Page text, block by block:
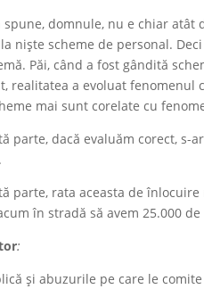
spune, domnule, nu e chiar atât
niște scheme de personal.
Păi, când a fost gândită
realitatea a evoluat
mai sunt corelate cu
parte, dacă evaluăm corect,
parte, rata aceasta de
în stradă să avem 25.000
:
și abuzurile pe care le